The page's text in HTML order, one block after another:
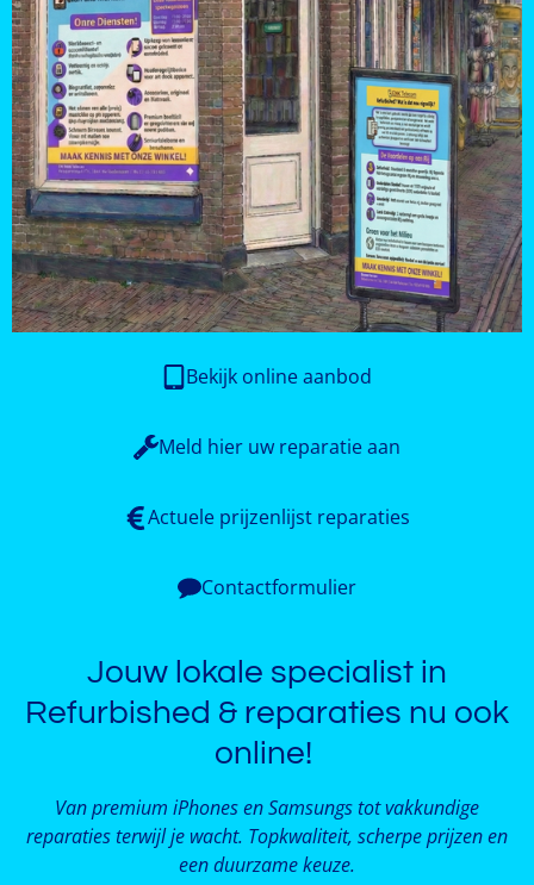
Bekijk online aanbod
Meld hier uw reparatie aan
Actuele prijzenlijst reparaties
Contactformulier
Jouw lokale specialist in
Refurbished & reparaties nu ook
online!
Van premium iPhones en Samsungs tot vakkundige
reparaties terwijl je wacht. Topkwaliteit, scherpe prijzen en
een duurzame keuze.